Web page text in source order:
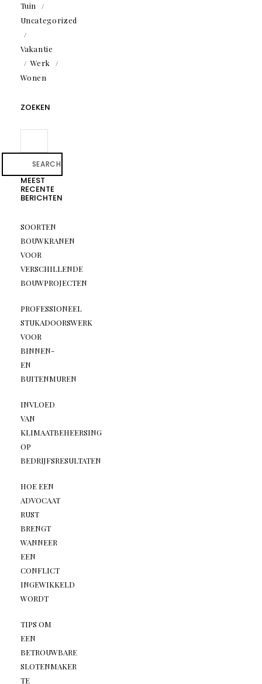
Tuin
Uncategorized
Vakantie
Werk
Wonen
ZOEKEN
SEARCH
MEEST
RECENTE
BERICHTEN
SOORTEN
BOUWKRANEN
VOOR
VERSCHILLENDE
BOUWPROJECTEN
PROFESSIONEEL
STUKADOORSWERK
VOOR
BINNEN-
EN
BUITENMUREN
INVLOED
VAN
KLIMAATBEHEERSING
OP
BEDRIJFSRESULTATEN
HOE EEN
ADVOCAAT
RUST
BRENGT
WANNEER
EEN
CONFLICT
INGEWIKKELD
WORDT
TIPS OM
EEN
BETROUWBARE
SLOTENMAKER
TE